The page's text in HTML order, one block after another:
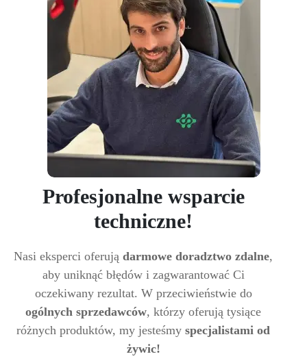
Profesjonalne wsparcie
techniczne!
Nasi eksperci oferują darmowe doradztwo zdalne,
aby uniknąć błędów i zagwarantować Ci
oczekiwany rezultat. W przeciwieństwie do
ogólnych sprzedawców, którzy oferują tysiące
różnych produktów, my jesteśmy specjalistami od
żywic!